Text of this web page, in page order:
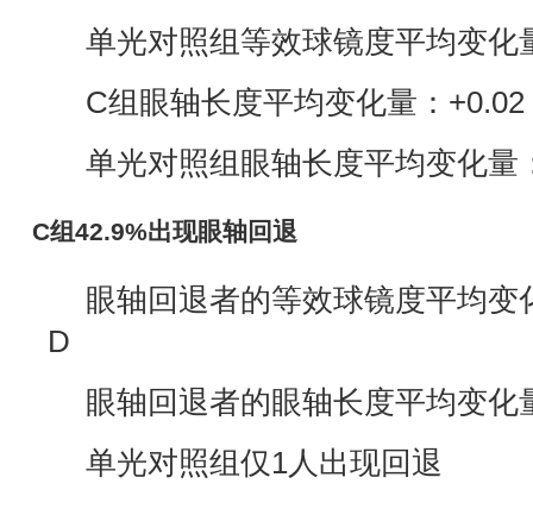
单光对照组等效球镜度平均变化
C组眼轴长度平均变化量：+0.02
单光对照组眼轴长度平均变化量
C组42.9%出现眼轴回退
眼轴回退者的等效球镜度平均变
D
眼轴回退者的眼轴长度平均变化
单光对照组仅1人出现回退